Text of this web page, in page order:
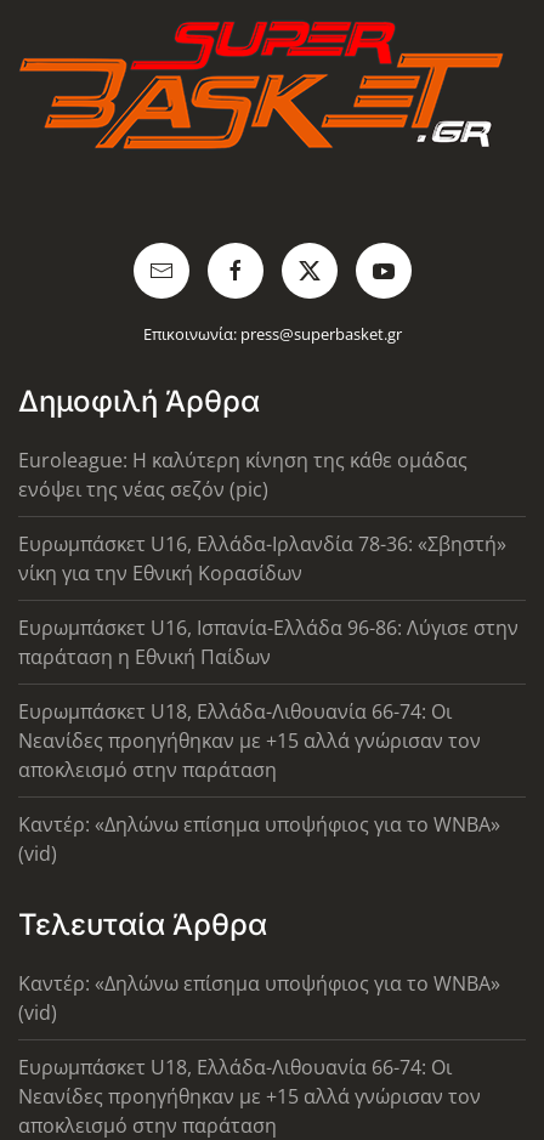
Επικοινωνία: press@superbasket.gr
Δημοφιλή Άρθρα
Euroleague: Η καλύτερη κίνηση της κάθε ομάδας
ενόψει της νέας σεζόν (pic)
Ευρωμπάσκετ U16, Ελλάδα-Ιρλανδία 78-36: «Σβηστή»
νίκη για την Εθνική Κορασίδων
Ευρωμπάσκετ U16, Ισπανία-Ελλάδα 96-86: Λύγισε στην
παράταση η Εθνική Παίδων
Ευρωμπάσκετ U18, Ελλάδα-Λιθουανία 66-74: Οι
Νεανίδες προηγήθηκαν με +15 αλλά γνώρισαν τον
αποκλεισμό στην παράταση
Καντέρ: «Δηλώνω επίσημα υποψήφιος για το WNBA»
(vid)
Τελευταία Άρθρα
Καντέρ: «Δηλώνω επίσημα υποψήφιος για το WNBA»
(vid)
Ευρωμπάσκετ U18, Ελλάδα-Λιθουανία 66-74: Οι
Νεανίδες προηγήθηκαν με +15 αλλά γνώρισαν τον
αποκλεισμό στην παράταση